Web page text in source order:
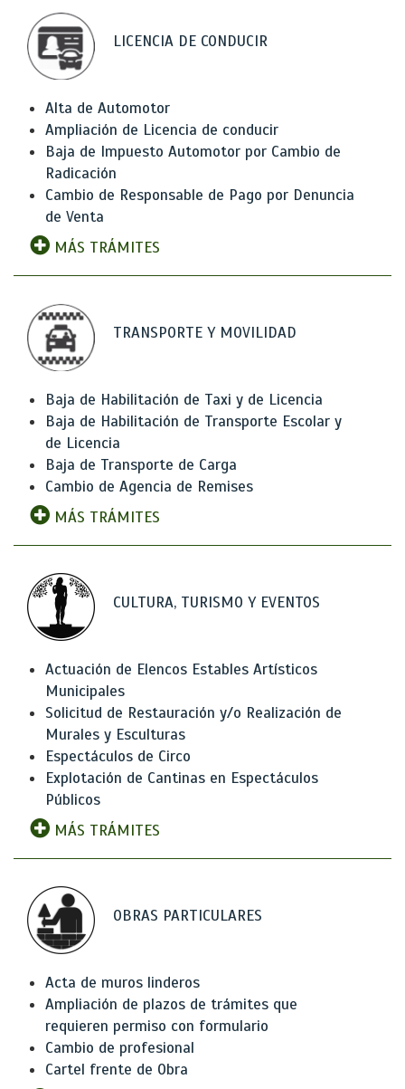
LICENCIA DE CONDUCIR
Alta de Automotor
Ampliación de Licencia de conducir
Baja de Impuesto Automotor por Cambio de
Radicación
Cambio de Responsable de Pago por Denuncia
de Venta
MÁS TRÁMITES
TRANSPORTE Y MOVILIDAD
Baja de Habilitación de Taxi y de Licencia
Baja de Habilitación de Transporte Escolar y
de Licencia
Baja de Transporte de Carga
Cambio de Agencia de Remises
MÁS TRÁMITES
CULTURA, TURISMO Y EVENTOS
Actuación de Elencos Estables Artísticos
Municipales
Solicitud de Restauración y/o Realización de
Murales y Esculturas
Espectáculos de Circo
Explotación de Cantinas en Espectáculos
Públicos
MÁS TRÁMITES
OBRAS PARTICULARES
Acta de muros linderos
Ampliación de plazos de trámites que
requieren permiso con formulario
Cambio de profesional
Cartel frente de Obra